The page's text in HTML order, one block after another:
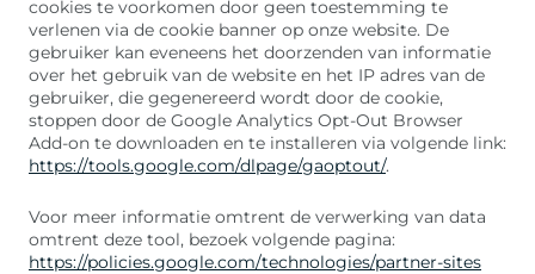
cookies te voorkomen door geen toestemming te
verlenen via de cookie banner op onze website. De
gebruiker kan eveneens het doorzenden van informatie
over het gebruik van de website en het IP adres van de
gebruiker, die gegenereerd wordt door de cookie,
stoppen door de Google Analytics Opt-Out Browser
Add-on te downloaden en te installeren via volgende link:
https://tools.google.com/dlpage/gaoptout/.
Voor meer informatie omtrent de verwerking van data
omtrent deze tool, bezoek volgende pagina:
https://policies.google.com/technologies/partner-sites